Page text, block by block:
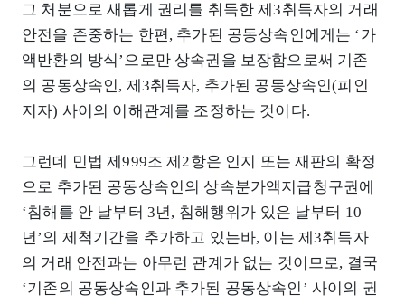
그 처분으로 새롭게 권리를 취득한 제3취득자의 거래
안전을 존중하는 한편, 추가된 공동상속인에게는 ‘가
액반환의 방식’으로만 상속권을 보장함으로써 기존
의 공동상속인, 제3취득자, 추가된 공동상속인(피인
지자) 사이의 이해관계를 조정하는 것이다.
그런데 민법 제999조 제2항은 인지 또는 재판의 확정
으로 추가된 공동상속인의 상속분가액지급청구권에
‘침해를 안 날부터 3년, 침해행위가 있은 날부터 10
년’의 제척기간을 추가하고 있는바, 이는 제3취득자
의 거래 안전과는 아무런 관계가 없는 것이므로, 결국
‘기존의 공동상속인과 추가된 공동상속인’ 사이의 권